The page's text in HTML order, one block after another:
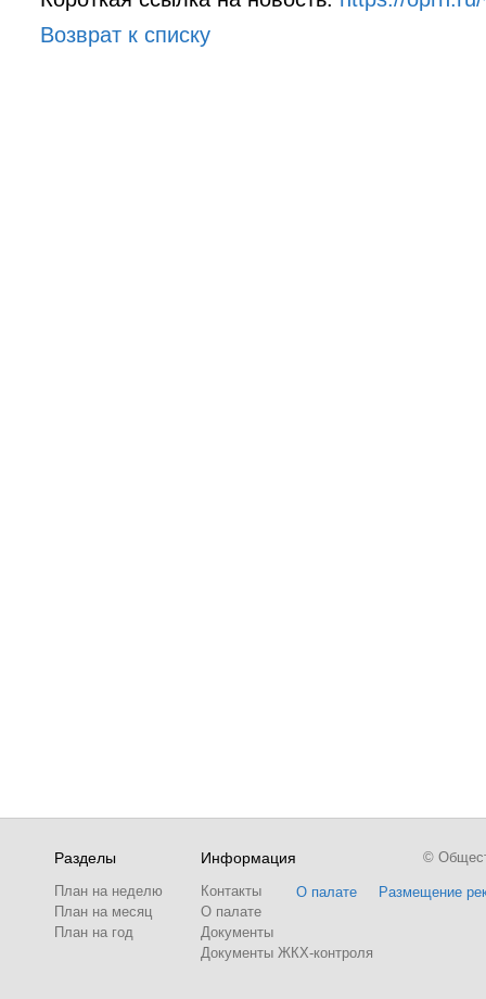
Возврат к списку
Разделы
План на неделю
План на месяц
План на год
Информация
Контакты
О палате
Документы
Документы ЖКХ-контроля
О палате Размещение
©